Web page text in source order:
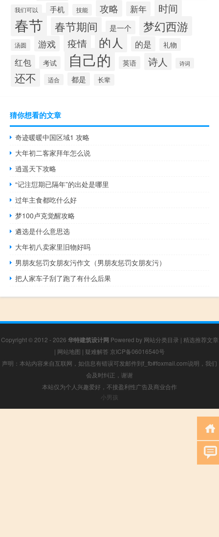
我们可以 手机 技能 攻略 新年 时间
春节 春节期间 是一个 梦幻西游
汤圆 游戏 疫情 的人 的是 礼物
红包 考试 自己的 英语 诗人 诗词
还不 适合 都是 长辈
猜你想看的文章
奇迹暖暖中国区域1 攻略
大年初二客家拜年怎么说
逍遥天下攻略
“记注愆期已隔年”的出处是哪里
过年主食都吃什么好
梦100卢克觉醒攻略
遴选是什么意思选
大年初八卖家里旧物好吗
男朋友惩罚女朋友污作文（男朋友惩罚女朋友污）
把人家车子刮了跑了有什么后果
Copyright © 2012 - 2026 华特建筑设计网 Powered by 网站分类目录 | 精选推荐文章
| 网站地图 | 疑难解答 京ICP备06016540号
声明：本站内容来自互联网，如信息有错误可发邮件到f_fb#foxmail.com说明，我们
会及时纠正，谢谢
本站仅为个人兴趣爱好，不接盈利性广告及商业合作
小男孩